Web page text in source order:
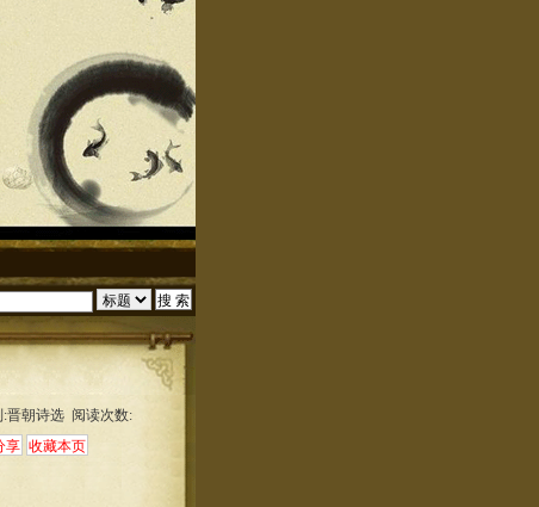
晋朝诗选 阅读次数: